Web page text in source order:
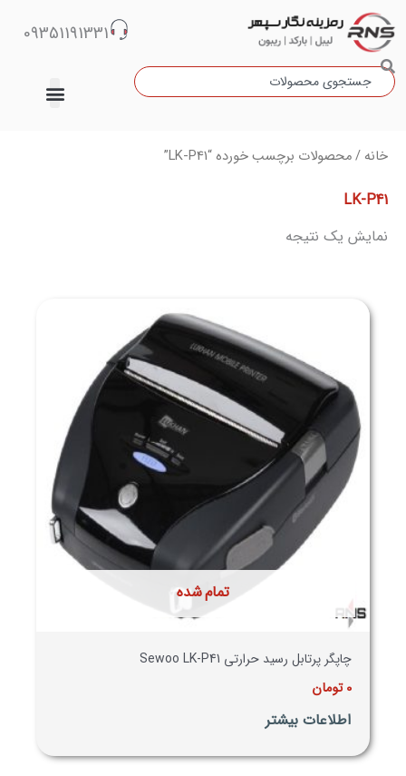
پرش
محتوا
جستجو
09351191331
خانه / محصولات برچسب خورده “LK-P41”
LK-P41
نمایش یک نتیجه
تمام شده
چاپگر پرتابل رسید حرارتی Sewoo LK-P41
0تومان
اطلاعات بیشتر